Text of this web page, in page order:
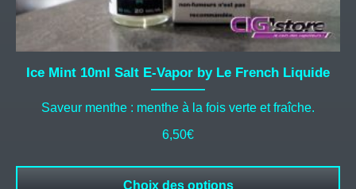
Ice Mint 10ml Salt E-Vapor by Le French Liquide
Saveur menthe : menthe à la fois verte et fraîche.
6,50€
Choix des options